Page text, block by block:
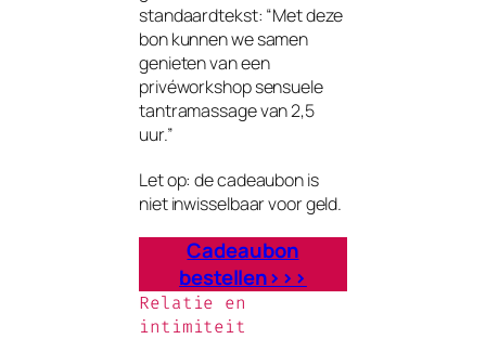
standaardtekst: “Met deze
bon kunnen we samen
genieten van een
privéworkshop sensuele
tantramassage van 2,5
uur.”
Let op: de cadeaubon is
niet inwisselbaar voor geld.
Cadeaubon
bestellen>>>
Relatie en
intimiteit